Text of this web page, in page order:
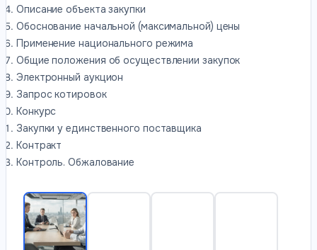
Описание объекта закупки
Обоснование начальной (максимальной) цены
Применение национального режима
Общие положения об осуществлении закупок
Электронный аукцион
Запрос котировок
Конкурс
Закупки у единственного поставщика
Контракт
Контроль. Обжалование